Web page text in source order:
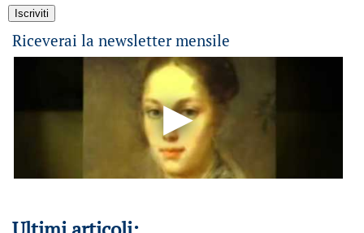
Riceverai la newsletter mensile